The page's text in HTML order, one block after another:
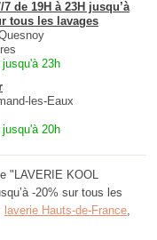
7 de 19H à 23H jusqu’à
tous les lavages
23h
les-Eaux
20h
"LAVERIE KOOL
-20% sur tous les
laverie Hauts-de-France,